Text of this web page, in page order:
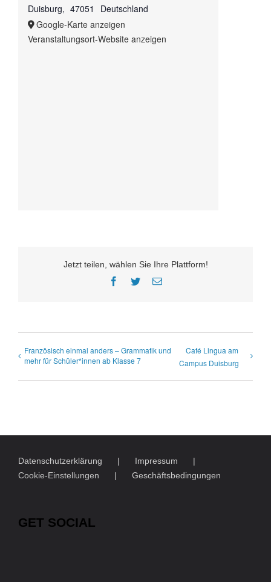
Duisburg, 47051
Deutschland
Google-Karte anzeigen
Veranstaltungsort-Website anzeigen
Jetzt teilen, wählen Sie Ihre Plattform!
Facebook
TwitterE-
Französisch einmal anders – Grammatik und
mehr für Schüler*innen ab Klasse 7
Café Lingua am
Campus Duisburg
Datenschutzerklärung
Impressum
Cookie-Einstellungen
Geschäftsbedingungen
GET SOCIAL